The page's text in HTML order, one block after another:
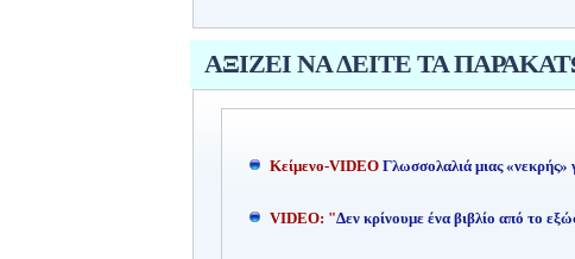
ΑΞΙΖΕΙ ΝΑ ΔΕΙΤΕ ΤΑ
Kείμενο-VIDEO Γλωσσολαλιά μιας «νεκρής»
VIDEO: "Δεν κρίνουμε ένα βιβλίο από το